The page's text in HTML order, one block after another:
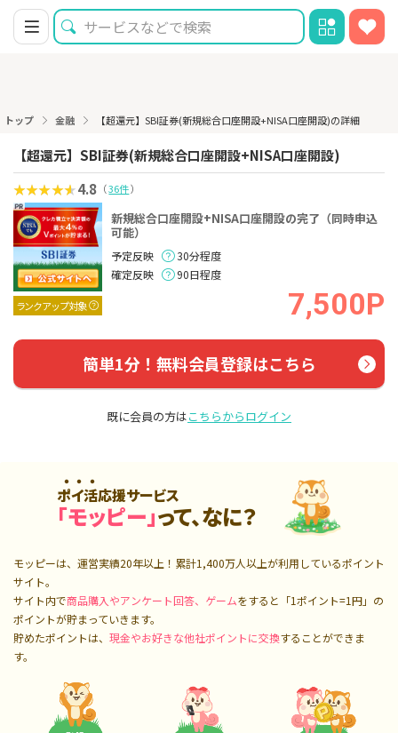
トップ 金融 【超還元】SBI証券(新規総合口座開設+NISA口座開設)の詳細
【超還元】SBI証券(新規総合口座開設+NISA口座開設)
4.8 （36件）
ランクアップ対象
新規総合口座開設+NISA口座開設の完了（同時申込
可能）
予定反映
30分程度
確定反映
90日程度
7,500P
簡単1分！無料会員登録はこちら
既に会員の方はこちらからログイン
ポイ活応援サービス
「モッピー」って、なに？
モッピーは、運営実績20年以上！累計1,400万人以上が利用しているポイント
サイト。
サイト内で商品購入やアンケート回答、ゲームをすると「1ポイント=1円」の
ポイントが貯まっていきます。
貯めたポイントは、 現金やお好きな他社ポイントに交換することができま
す。